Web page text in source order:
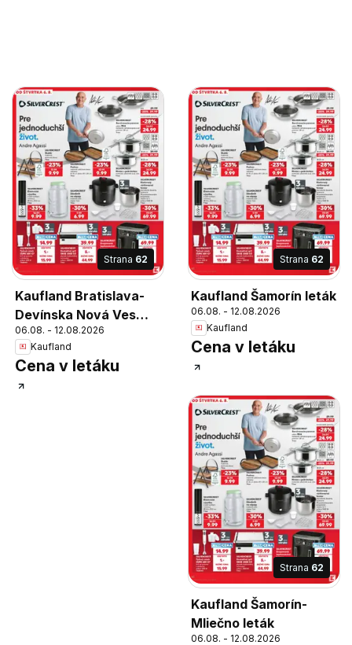
Strana 62
Kaufland Bratislava-
Devínska Nová Ves
leták
06.08. - 12.08.2026
Kaufland
Cena v letáku
Strana 62
Kaufland Šamorín leták
06.08. - 12.08.2026
Kaufland
Cena v letáku
Strana 62
Kaufland Šamorín-
Mliečno leták
06.08. - 12.08.2026